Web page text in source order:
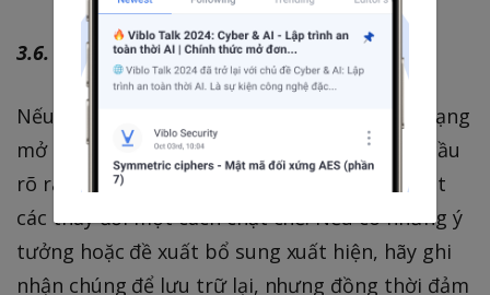
3.6. Quản lý Scope Creep
Nếu sáng kiến của bạn đang gặp phải tình trạng
mở rộng phạm vi, bạn cần thiết lập các yêu cầu
rõ ràng, xác định ranh giới dự án và kiểm soát
các thay đổi một cách chặt chẽ. Nếu có những ý
tưởng hoặc đề xuất bổ sung xuất hiện, hãy ghi
nhận chúng để lưu trữ lại, nhưng đồng thời đảm